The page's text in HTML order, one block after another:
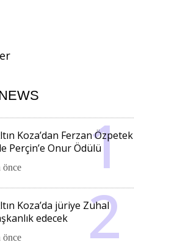
Koza’dan Ferzan Özpetek
Perçin’e Onur Ödülü
önce
Koza’da jüriye Zuhal
edecek
önce